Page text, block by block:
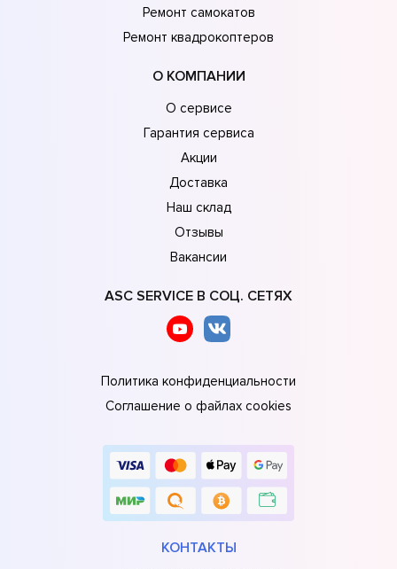
Ремонт самокатов
Ремонт квадрокоптеров
О КОМПАНИИ
О сервисе
Гарантия сервиса
Акции
Доставка
Наш склад
Отзывы
Вакансии
ASC SERVICE В СОЦ. СЕТЯХ
Политика конфиденциальности
Соглашение о файлах cookies
КОНТАКТЫ